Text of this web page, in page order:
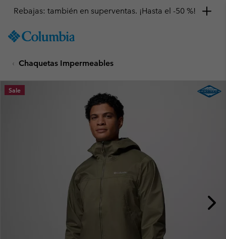
TO
SKIP
MAIN
NAV
Rebajas: también en superventas. ¡Hasta el -50 %!
Chaquetas Impermeables
Sale